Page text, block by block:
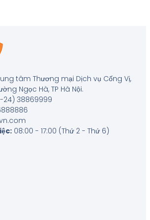
tâm Thương mại Dịch vụ Cống Vị,
Ngọc Hà, TP Hà Nội.
38869999
08:00 - 17:00 (Thứ 2 - Thứ 6)